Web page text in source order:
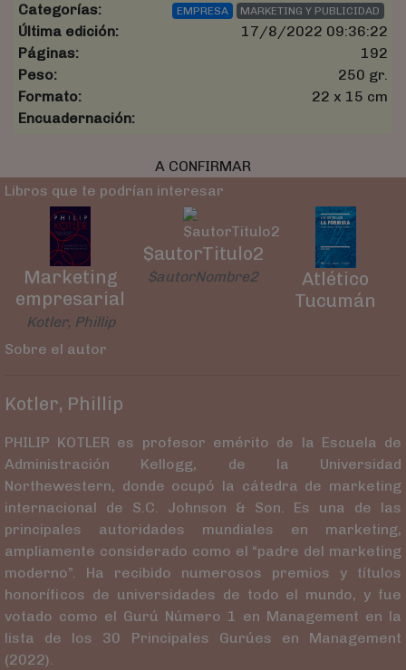
Categorías:
EMPRESA MARKETING Y PUBLICIDAD
Última edición:
17/8/2022 09:36:22
Páginas:
192
Peso:
250 gr.
Formato:
22 x 15 cm
Encuadernación:
A CONFIRMAR
Libros que te podrían interesar
Marketing
empresarial
Kotler, Phillip
$autorTitulo2
$autorNombre2
Atlético
Tucumán
Sobre el autor
Kotler, Phillip
PHILIP KOTLER es profesor emérito de la Escuela de
Administración Kellogg, de la Universidad
Northewestern, donde ocupó la cátedra de marketing
internacional de S.C. Johnson & Son. Es una de las
principales autoridades mundiales en marketing,
ampliamente considerado como el “padre del marketing
moderno”. Ha recibido numerosos premios y títulos
honoríficos de universidades de todo el mundo, y fue
votado como el Gurú Número 1 en Management en la
lista de los 30 Principales Gurúes en Management
(2022).